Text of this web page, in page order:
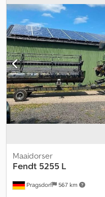
Pragsdorf 567 km
Maaidorser
Fendt 5255 L